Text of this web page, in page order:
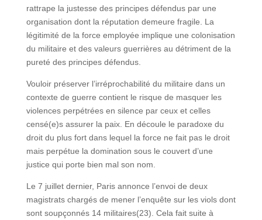
rattrape la justesse des principes défendus par une
organisation dont la réputation demeure fragile. La
légitimité de la force employée implique une colonisation
du militaire et des valeurs guerrières au détriment de la
pureté des principes défendus.
Vouloir préserver l’irréprochabilité du militaire dans un
contexte de guerre contient le risque de masquer les
violences perpétrées en silence par ceux et celles
censé(e)s assurer la paix. En découle le paradoxe du
droit du plus fort dans lequel la force ne fait pas le droit
mais perpétue la domination sous le couvert d’une
justice qui porte bien mal son nom.
Le 7 juillet dernier, Paris annonce l’envoi de deux
magistrats chargés de mener l’enquête sur les viols dont
sont soupçonnés 14 militaires(23). Cela fait suite à